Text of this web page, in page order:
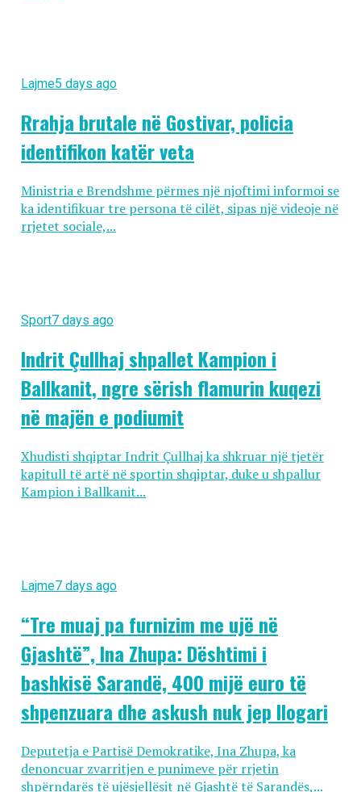
Lajme5 days ago
Rrahja brutale në Gostivar, policia
identifikon katër veta
Ministria e Brendshme përmes një njoftimi informoi se
ka identifikuar tre persona të cilët, sipas një videoje në
rrjetet sociale,...
Sport7 days ago
Indrit Çullhaj shpallet Kampion i
Ballkanit, ngre sërish flamurin kuqezi
në majën e podiumit
Xhudisti shqiptar Indrit Çullhaj ka shkruar një tjetër
kapitull të artë në sportin shqiptar, duke u shpallur
Kampion i Ballkanit...
Lajme7 days ago
“Tre muaj pa furnizim me ujë në
Gjashtë”, Ina Zhupa: Dështimi i
bashkisë Sarandë, 400 mijë euro të
shpenzuara dhe askush nuk jep llogari
Deputetja e Partisë Demokratike, Ina Zhupa, ka
denoncuar zvarritjen e punimeve për rrjetin
shpërndarës të ujësjellësit në Gjashtë të Sarandës,...